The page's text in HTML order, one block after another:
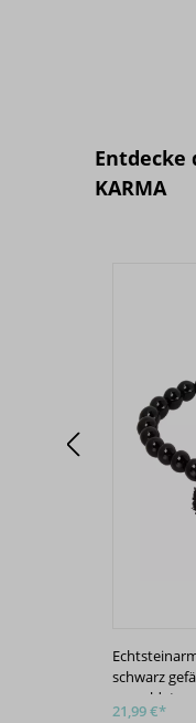
KARMA
schwarz
vergoldet
21,99 €*